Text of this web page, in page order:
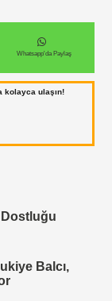
Whatsapp'da Paylaş
kolayca ulaşın!
Dostluğu
Balcı,